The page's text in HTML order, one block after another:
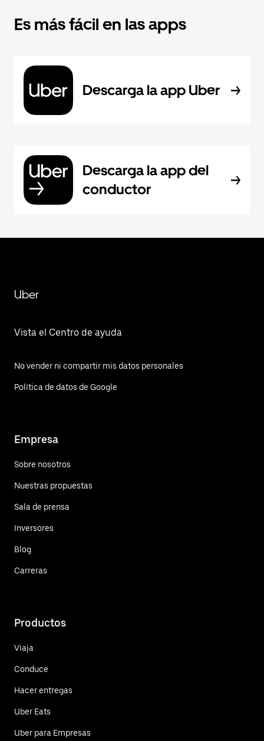
Es más fácil en las apps
Descarga la app Uber
Descarga la app del
conductor
Uber
Vista el Centro de ayuda
No vender ni compartir mis datos personales
Política de datos de Google
Empresa
Sobre nosotros
Nuestras propuestas
Sala de prensa
Inversores
Blog
Carreras
Productos
Viaja
Conduce
Hacer entregas
Uber Eats
Uber para Empresas